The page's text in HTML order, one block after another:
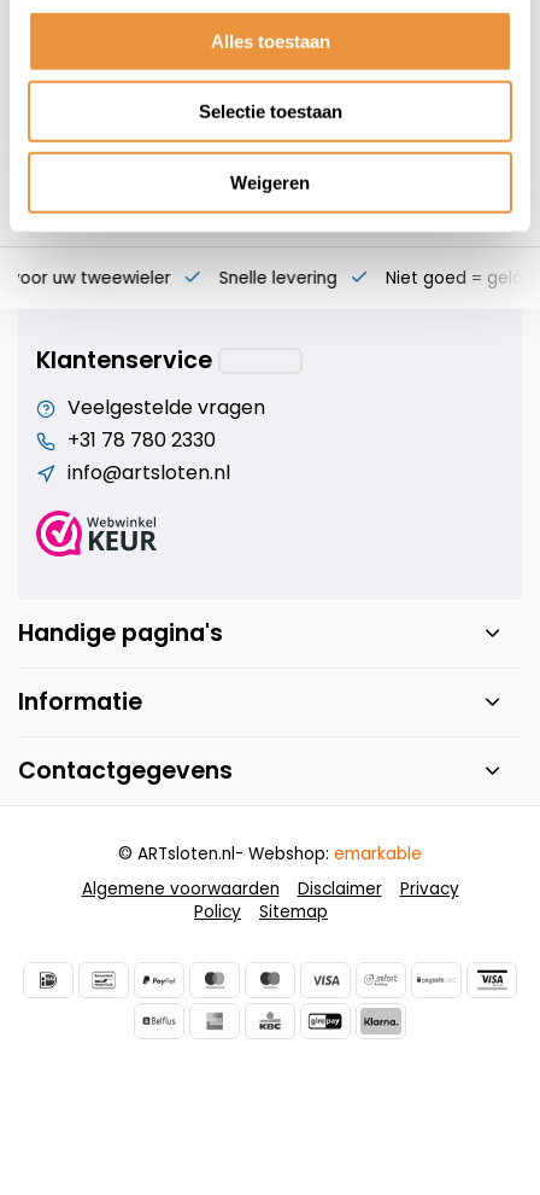
Alles toestaan
Selectie toestaan
Weigeren
135,00
voor uw tweewieler Snelle levering Niet goed = geld
Klantenservice
Veelgestelde vragen
+31 78 780 2330
info@artsloten.nl
Handige pagina's
Informatie
Contactgegevens
Algemene voorwaarden Disclaimer
Privacy
Policy
Sitemap
© ARTsloten.nl- Webshop: emarkable